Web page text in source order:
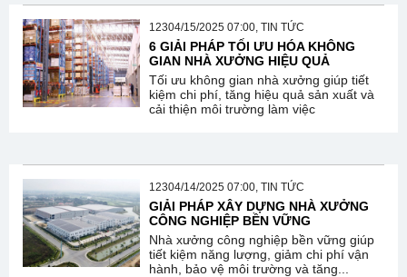
12304/15/2025 07:00, TIN TỨC
6 GIẢI PHÁP TỐI ƯU HÓA KHÔNG
GIAN NHÀ XƯỞNG HIỆU QUẢ
Tối ưu không gian nhà xưởng giúp tiết
kiệm chi phí, tăng hiệu quả sản xuất và
cải thiện môi trường làm việc
12304/14/2025 07:00, TIN TỨC
GIẢI PHÁP XÂY DỰNG NHÀ XƯỞNG
CÔNG NGHIỆP BỀN VỮNG
Nhà xưởng công nghiệp bền vững giúp
tiết kiệm năng lượng, giảm chi phí vận
hành, bảo vệ môi trường và tăng...